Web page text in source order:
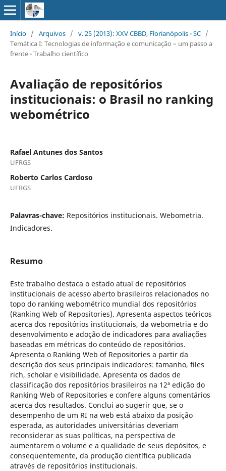
Início / Arquivos / v. 25 (2013): XXV CBBD, Florianópolis - SC /
Temática I: Tecnologias de informação e comunicação – um passo a
frente - Trabalho científico
Avaliação de repositórios
institucionais: o Brasil no ranking
webométrico
Rafael Antunes dos Santos
UFRGS
Roberto Carlos Cardoso
UFRGS
Palavras-chave: Repositórios institucionais. Webometria.
Indicadores.
Resumo
Este trabalho destaca o estado atual de repositórios
institucionais de acesso aberto brasileiros relacionados no
topo do ranking webométrico mundial dos repositórios
(Ranking Web of Repositories). Apresenta aspectos teóricos
acerca dos repositórios institucionais, da webometria e do
desenvolvimento e adoção de indicadores para avaliações
baseadas em métricas do conteúdo de repositórios.
Apresenta o Ranking Web of Repositories a partir da
descrição dos seus principais indicadores: tamanho, files
rich, scholar e visibilidade. Apresenta os dados de
classificação dos repositórios brasileiros na 12ª edição do
Ranking Web of Repositories e confere alguns comentários
acerca dos resultados. Conclui ao sugerir que, se o
desempenho de um RI na web está abaixo da posição
esperada, as autoridades universitárias deveriam
reconsiderar as suas políticas, na perspectiva de
aumentarem o volume e a qualidade de seus depósitos, e
consequentemente, da produção científica publicada
através de repositórios institucionais.